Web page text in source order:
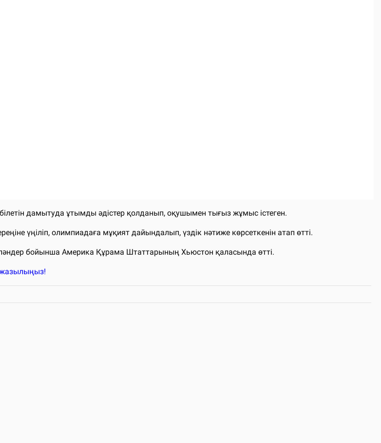
дамытуда ұтымды әдістер қолданып, оқушымен тығыз жұмыс істеген.
үңіліп, олимпиадаға мұқият дайындалып, үздік нәтиже көрсеткенін атап өтті.
бойынша Америка Құрама Штаттарының Хьюстон қаласында өтті.
жазылыңыз!